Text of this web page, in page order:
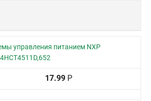
управления питанием NXP
17.99 Р